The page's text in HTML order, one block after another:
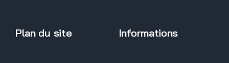
Plan du site Informations